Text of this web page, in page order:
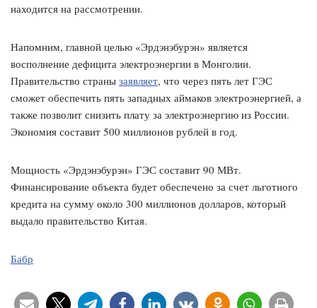
находится на рассмотрении.
Напомним, главной целью «Эрдэнэбурэн» является
восполнение дефицита электроэнергии в Монголии.
Правительство страны заявляет, что через пять лет ГЭС
сможет обеспечить пять западных аймаков электроэнергией, а
также позволит снизить плату за электроэнергию из России.
Экономия составит 500 миллионов рублей в год.
Мощность «Эрдэнэбурэн» ГЭС составит 90 МВт.
Финансирование объекта будет обеспечено за счет льготного
кредита на сумму около 300 миллионов долларов, который
выдало правительство Китая.
Бабр